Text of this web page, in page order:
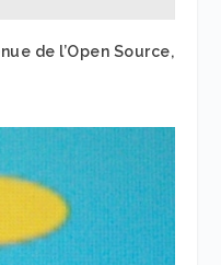
de l’Open Source,